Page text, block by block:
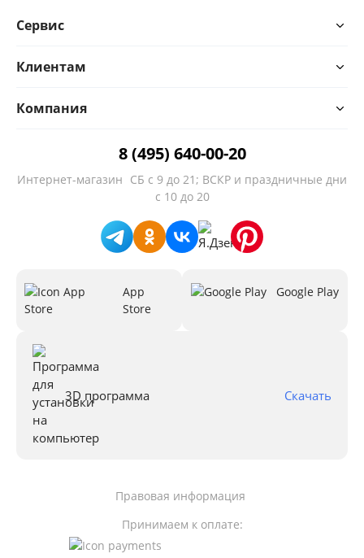
Сервис
Клиентам
Компания
8 (495) 640-00-20
Интернет-магазин СБ с 9 до 21; ВСКР и праздничные дни
с 10 до 20
App
Store
Google Play
3D программа Скачать
Принимаем к оплате:
Правовая информация